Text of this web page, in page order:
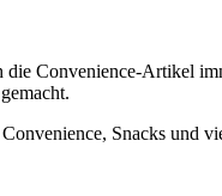
Convenience-Artikel
Snacks und